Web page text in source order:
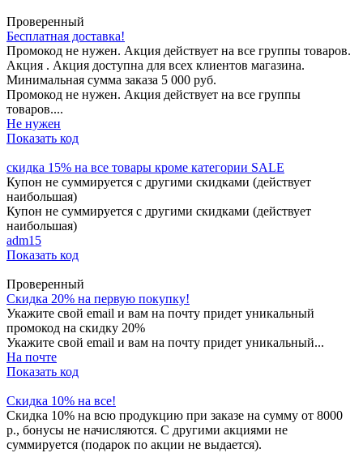
Проверенный
Бесплатная доставка!
Промокод не нужен. Акция действует на все группы товаров.
Акция . Акция доступна для всех клиентов магазина.
Минимальная сумма заказа 5 000 руб.
Промокод не нужен. Акция действует на все группы
товаров....
Не нужен
Показать код
скидка 15% на все товары кроме категории SALE
Купон не суммируется с другими скидками (действует
наибольшая)
Купон не суммируется с другими скидками (действует
наибольшая)
adm15
Показать код
Проверенный
Скидка 20% на первую покупку!
Укажите свой email и вам на почту придет уникальный
промокод на скидку 20%
Укажите свой email и вам на почту придет уникальный...
На почте
Показать код
Скидка 10% на все!
Cкидка 10% на всю продукцию при заказе на сумму от 8000
р., бонусы не начисляются. С другими акциями не
суммируется (подарок по акции не выдается).